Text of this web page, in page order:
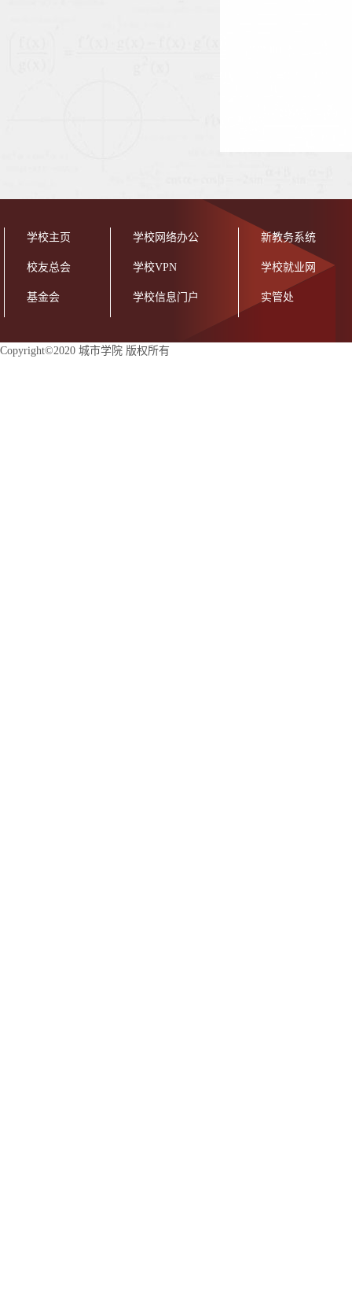
学校主页
校友总会
基金会
学校网络办公
学校VPN
学校信息门户
新教务系统
学校就业网
实管处
Copyright©2020 城市学院 版权所有